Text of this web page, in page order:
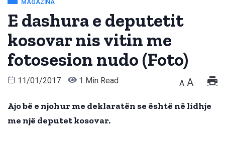
MAGAZINA
E dashura e deputetit
kosovar nis vitin me
fotosesion nudo (Foto)
11/01/2017 1 Min Read A A
Ajo bë e njohur me deklaratën se është në lidhje
me një deputet kosovar.